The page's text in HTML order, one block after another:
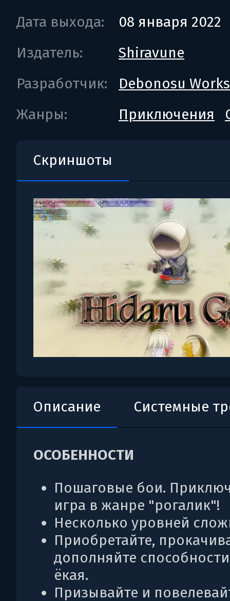
Дата выхода:
08 января 2022
Издатель:
Shiravune
Разработчик:
Debonosu Works
Жанры:
Приключения
Скриншоты
Описание Системные
ОСОБЕННОСТИ
Пошаговые бои.
игра в жанре "рогалик"!
Несколько уровней
Приобретайте,
дополняйте
ёкая.
Призывайте и